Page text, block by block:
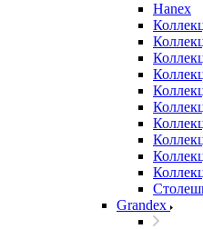
Hanex
Grandex